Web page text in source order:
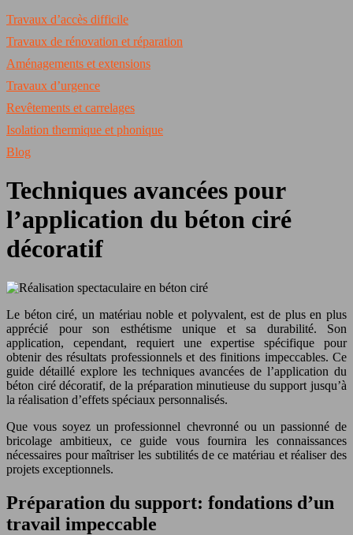
Travaux d’accès difficile
Travaux de rénovation et réparation
Aménagements et extensions
Travaux d’urgence
Revêtements et carrelages
Isolation thermique et phonique
Blog
Techniques avancées pour
l’application du béton ciré
décoratif
Le béton ciré, un matériau noble et polyvalent, est de plus en plus
apprécié pour son esthétisme unique et sa durabilité. Son
application, cependant, requiert une expertise spécifique pour
obtenir des résultats professionnels et des finitions impeccables. Ce
guide détaillé explore les techniques avancées de l’application du
béton ciré décoratif, de la préparation minutieuse du support jusqu’à
la réalisation d’effets spéciaux personnalisés.
Que vous soyez un professionnel chevronné ou un passionné de
bricolage ambitieux, ce guide vous fournira les connaissances
nécessaires pour maîtriser les subtilités de ce matériau et réaliser des
projets exceptionnels.
Préparation du support: fondations d’un
travail impeccable